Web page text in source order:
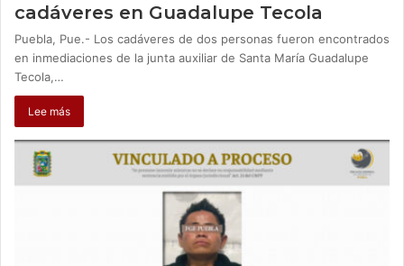
cadáveres en Guadalupe Tecola
Puebla, Pue.- Los cadáveres de dos personas fueron encontrados
en inmediaciones de la junta auxiliar de Santa María Guadalupe
Tecola,…
Lee más